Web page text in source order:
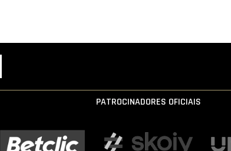
PATROCINADORES OFICIAIS